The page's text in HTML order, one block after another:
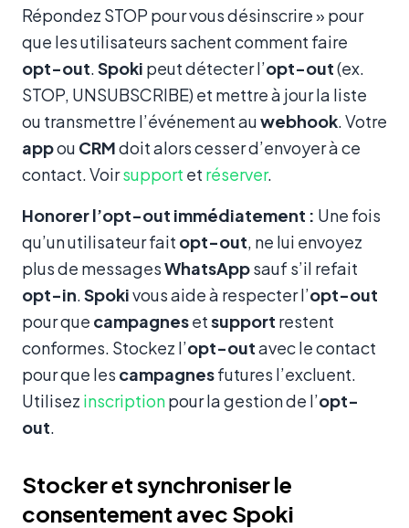
Répondez STOP pour vous désinscrire » pour
que les utilisateurs sachent comment faire
opt-out.Spoki peut détecter l’opt-out(ex.
STOP, UNSUBSCRIBE) et mettre à jour la liste
ou transmettre l’événement auwebhook. Votre
appou CRMdoit alors cesser d’envoyer à ce
contact. Voirsupport et réserver.
Honorer l’opt-out immédiatement : Une fois
qu’un utilisateur fait opt-out, ne lui envoyez
plus de messagesWhatsAppsauf s’il refait
opt-in.Spokivous aide à respecter l’opt-out
pour que campagnesetsupport restent
conformes. Stockez l’opt-outavec le contact
pour que les campagnesfutures l’excluent.
Utilisez inscriptionpour la gestion de l’opt-
out.
Stocker et synchroniser le
consentement avec Spoki